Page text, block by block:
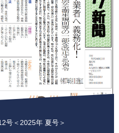
号＜2025年 夏号＞